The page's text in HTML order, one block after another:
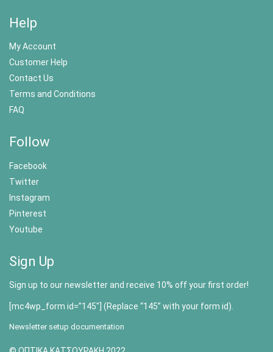
Help
My Account
Customer Help
Contact Us
Terms and Conditions
FAQ
Follow
Facebook
Twitter
Instagram
Pinterest
Youtube
Sign Up
Sign up to our newsletter and receive 10% off your first order!
[mc4wp_form id=”145″] (Replace “145” with your form id).
Newsletter setup documentation